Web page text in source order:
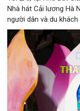
Nhà hát Cải lương Hà
người dân và du
những làn điệu cải
hòa quyện trong
biệt, chương trình có
phương Nam, góp
cảm xúc.